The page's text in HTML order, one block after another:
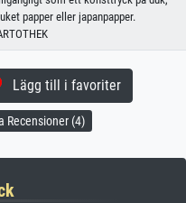
papper eller japanpapper.
Lägg till i favoriter
Recensioner (4)